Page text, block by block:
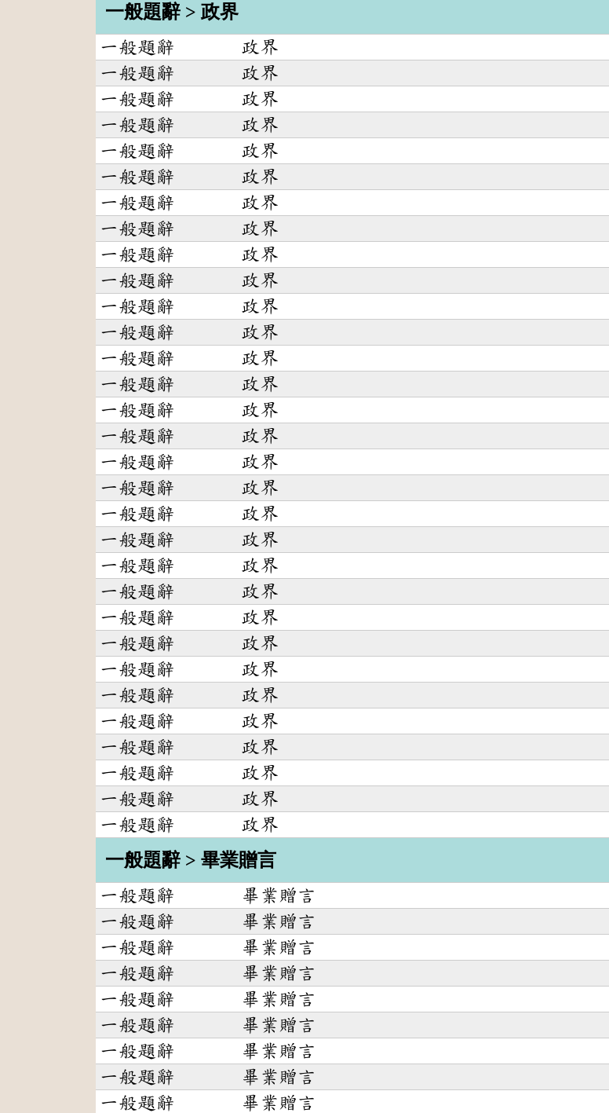
一般題辭 > 政界
一般題辭 政界
一般題辭
政界
一般題辭
政界
一般題辭
政界
一般題辭
政界
一般題辭
政界
一般題辭
政界
一般題辭
政界
一般題辭
政界
一般題辭
政界
一般題辭
政界
一般題辭
政界
一般題辭
政界
一般題辭
政界
一般題辭
政界
一般題辭
政界
一般題辭
政界
一般題辭
政界
一般題辭
政界
一般題辭
政界
一般題辭
政界
一般題辭
政界
一般題辭
政界
一般題辭
政界
一般題辭
政界
一般題辭
政界
一般題辭
政界
一般題辭
政界
一般題辭
政界
一般題辭
政界
一般題辭
政界
一般題辭 > 畢業贈言
一般題辭 畢業贈言
一般題辭
畢業贈言
一般題辭
畢業贈言
一般題辭
畢業贈言
一般題辭
畢業贈言
一般題辭
畢業贈言
一般題辭
畢業贈言
一般題辭
畢業贈言
一般題辭
畢業贈言